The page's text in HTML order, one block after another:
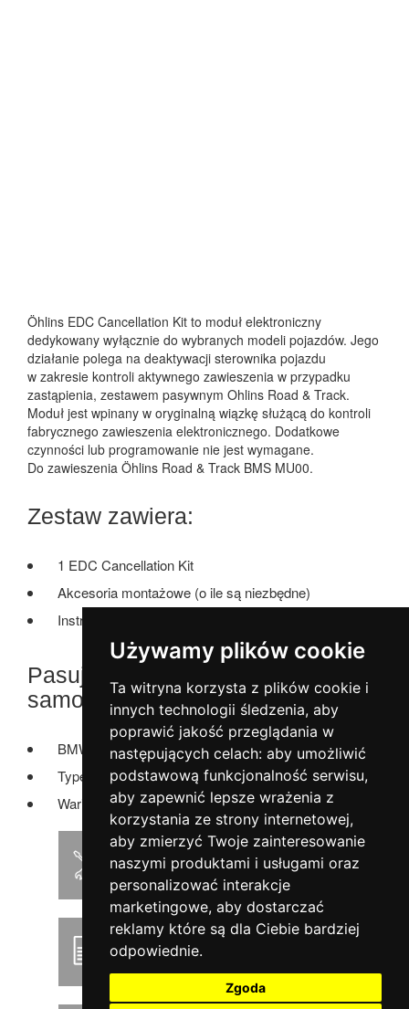
Używamy plików cookie
Ta witryna korzysta z plików cookie i
innych technologii śledzenia, aby
poprawić jakość przeglądania w
następujących celach: aby umożliwić
podstawową funkcjonalność serwisu,
aby zapewnić lepsze wrażenia z
korzystania ze strony internetowej,
aby zmierzyć Twoje zainteresowanie
naszymi produktami i usługami oraz
personalizować interakcje
marketingowe, aby dostarczać
reklamy które są dla Ciebie bardziej
odpowiednie.
Zgoda
Öhlins EDC Cancellation Kit to moduł elektroniczny
dedykowany wyłącznie do wybranych modeli pojazdów. Jego
działanie polega na deaktywacji sterownika pojazdu
w zakresie kontroli aktywnego zawieszenia w przypadku
zastąpienia, zestawem pasywnym Ohlins Road & Track.
Moduł jest wpinany w oryginalną wiązkę służącą do kontroli
fabrycznego zawieszenia elektronicznego. Dodatkowe
czynności lub programowanie nie jest wymagane.
Do zawieszenia Öhlins Road & Track BMS MU00.
Zestaw zawiera:
1 EDC Cancellation Kit
Akcesoria montażowe (o ile są niezbędne)
Instrukcja montażu
Pasuje do następujących modeli
samochodów
BMW 3er (F30), 2012 –
Type: F30
Wariant: 3L, 3K, 3C
Instrukcja montażu
Podręcznik użytkownika